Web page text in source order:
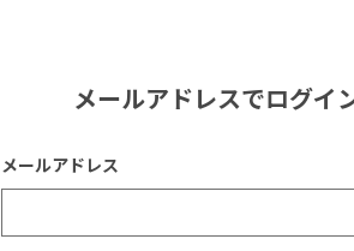
メールアドレスでログイ
メールアドレス